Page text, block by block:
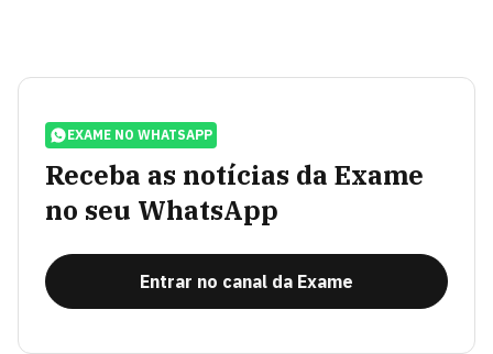
EXAME NO WHATSAPP
Receba as notícias da Exame
no seu WhatsApp
Entrar no canal da Exame